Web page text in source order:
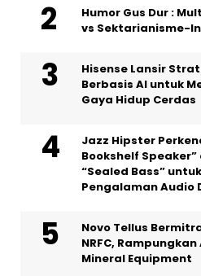
Humor Gus Dur :
vs Sektarianisme-
Hisense Lansir
Berbasis AI untuk
Gaya Hidup Cerdas
Jazz Hipster
Bookshelf
“Sealed Bass”
Pengalaman Audio
Novo Tellus
NRFC,
Mineral Equipment